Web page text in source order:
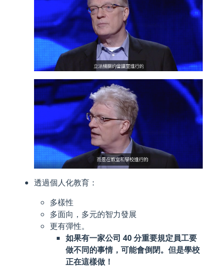
透過個人化教育：
多樣性
多面向，多元的智力發展
更有彈性。
如果有一家公司 40 分重要規定員工要
做不同的事情，可能會倒閉。但是學校
正在這樣做！